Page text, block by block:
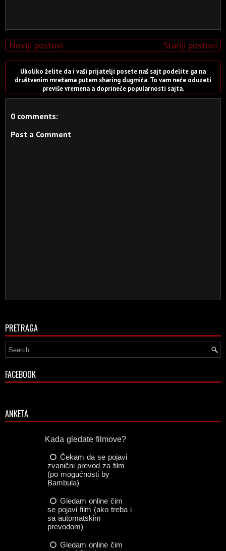
Noviji postovi Stariji postovi
Ukoliko želite da i vaši prijatelji posete naš sajt podelite ga na
društvenim mrežama putem sharing dugmića. To vam neće oduzeti
previše vremena a doprineće popularnosti sajta.
0 comments:
Post a Comment
PRETRAGA
FACEBOOK
ANKETA